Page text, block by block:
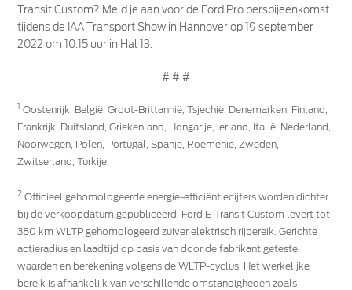
Transit Custom? Meld je aan voor de Ford Pro persbijeenkomst
tijdens de IAA Transport Show in Hannover op 19 september
2022 om 10.15 uur in Hal 13.
# # #
1 Oostenrijk, België, Groot-Brittannië, Tsjechië, Denemarken, Finland,
Frankrijk, Duitsland, Griekenland, Hongarije, Ierland, Italië, Nederland,
Noorwegen, Polen, Portugal, Spanje, Roemenië, Zweden,
Zwitserland, Turkije.
2 Officieel gehomologeerde energie-efficiëntiecijfers worden dichter
bij de verkoopdatum gepubliceerd. Ford E-Transit Custom levert tot
380 km WLTP gehomologeerd zuiver elektrisch rijbereik. Gerichte
actieradius en laadtijd op basis van door de fabrikant geteste
waarden en berekening volgens de WLTP-cyclus. Het werkelijke
bereik is afhankelijk van verschillende omstandigheden zoals